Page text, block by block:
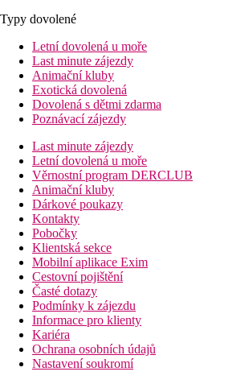
Typy dovolené
Letní dovolená u moře
Last minute zájezdy
Animační kluby
Exotická dovolená
Dovolená s dětmi zdarma
Poznávací zájezdy
Last minute zájezdy
Letní dovolená u moře
Věrnostní program DERCLUB
Animační kluby
Dárkové poukazy
Kontakty
Pobočky
Klientská sekce
Mobilní aplikace Exim
Cestovní pojištění
Časté dotazy
Podmínky k zájezdu
Informace pro klienty
Kariéra
Ochrana osobních údajů
Nastavení soukromí